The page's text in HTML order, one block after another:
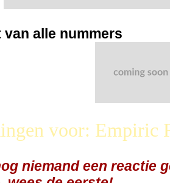
van alle nummers
voor: Empiric
niemand een reactie